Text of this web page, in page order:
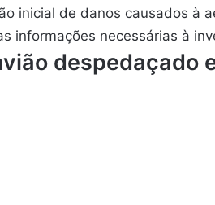
inicial de danos causados à
informações necessárias à
despedaçado